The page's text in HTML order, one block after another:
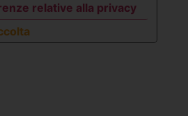
relative alla privacy